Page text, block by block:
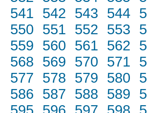
541
542 543 544
550
551 552 553
559
560 561 562
568
569 570 571
577
578 579 580
586
587 588 589